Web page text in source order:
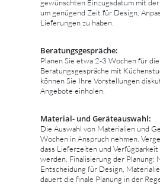
gewünschten Einzugsdatum mit der
um genügend Zeit für Design,
Lieferungen zu haben.
Beratungsgespräche:
Planen Sie etwa 2-3 Wochen für die
Beratungsgespräche mit
können Sie Ihre Vorstellungen
Angebote einholen.
Material- und Geräteauswahl:
Die Auswahl von Materialien und
Wochen in Anspruch nehmen.
dass Lieferzeiten und
werden. Finalisierung der Planung:
Entscheidung für Design,
dauert die finale Planung in der